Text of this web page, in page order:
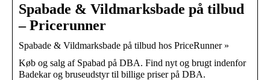
Spabade & Vildmarksbade på tilbud
– Pricerunner
Spabade & Vildmarksbade på tilbud hos PriceRunner »
Køb og salg af Spabad på DBA. Find nyt og brugt indenfor
Badekar og bruseudstyr til billige priser på DBA.